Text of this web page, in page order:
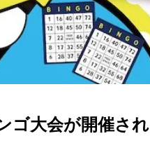
ゴ大会が開催され